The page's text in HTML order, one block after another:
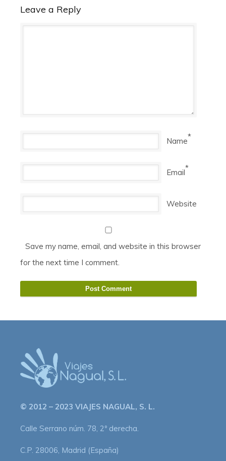
Leave a Reply
Name*
Email*
Website
Save my name, email, and website in this browser
for the next time I comment.
© 2012 – 2023 VIAJES NAGUAL, S. L.
Calle Serrano núm. 78, 2º derecha.
C.P. 28006, Madrid (España)